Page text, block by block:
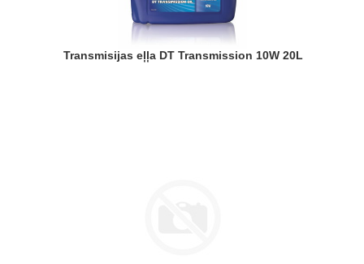
Transmisijas eļļa DT Transmission 10W 20L